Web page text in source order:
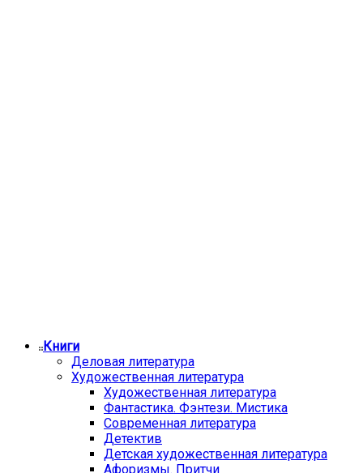
Книги
Деловая литература
Художественная литература
Художественная литература
Фантастика. Фэнтези. Мистика
Современная литература
Детектив
Детская художественная литература
Афоризмы. Притчи